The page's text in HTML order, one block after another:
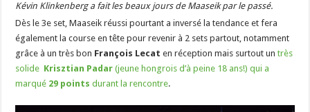
Kévin Klinkenberg a fait les beaux jours de Maaseik par le passé.
Dès le 3e set, Maaseik réussi pourtant a inversé la tendance et fera
également la course en tête pour revenir à 2 sets partout, notamment
grâce à un très bon François Lecat en réception mais surtout untrès
solide Krisztian Padar (jeune hongrois d’à peine 18 ans!) qui a
marqué 29 points durant la rencontre.